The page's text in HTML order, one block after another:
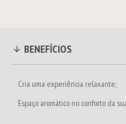
BENEFÍCIOS
Cria uma experiência relaxante;
Espaço aromático no conforto da